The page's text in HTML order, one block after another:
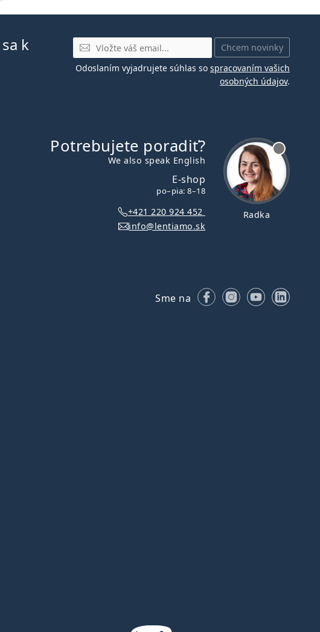
k
E-mail
Chcem novinky
Odoslaním vyjadrujete súhlas so spracovaním vašich
osobných údajov.
Radka
Potrebujete poradiť?
We also speak English
E-shop
po–pia: 8–18
+421 220 924 452
info@lentiamo.sk
Sme na FacebookuInstagrame
YouTube